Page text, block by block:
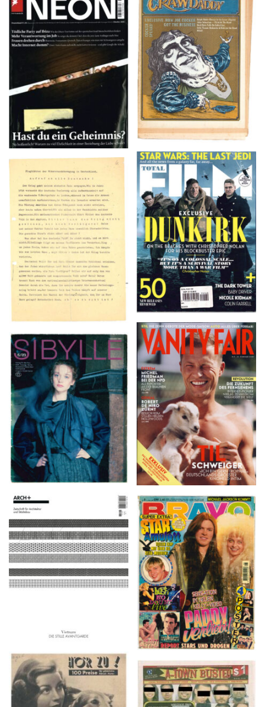
NEON – OKTOBER
2008
Crawdaddy – June/11/72
TOTAL FILM #260 –
SUMMER 2017
Flugblätter der Weissen
Rose – V, Januar 1943
VANITY FAIR – Nr. 7 –
8. Februar 2007
SIBYLLE 6/89
ARCH+ Nr. 226, Herbst
2016
BRAVO – Nr. 8, 13. Febr.
1997
HÖR ZU! – 1949,
NUMMER 10, Woche
A-TOWN BUSTED –